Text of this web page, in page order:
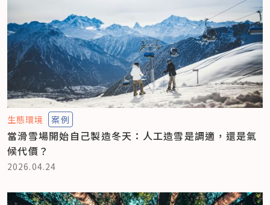
生態環境 案例
當滑雪場開始自己製造冬天：人工造雪是調適，還是氣
候代價？
2026.04.24